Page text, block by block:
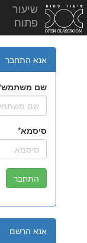
שיעור
פתוח
אנא התחבר
שם משתמש
סיסמא
אנא הרשם